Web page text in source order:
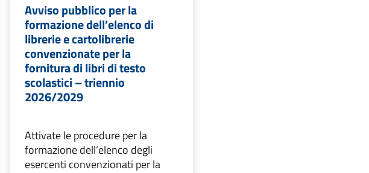
Avviso pubblico per la
formazione dell’elenco di
librerie e cartolibrerie
convenzionate per la
fornitura di libri di testo
scolastici – triennio
2026/2029
Attivate le procedure per la
formazione dell’elenco degli
esercenti convenzionati per la